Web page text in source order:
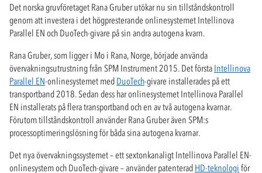
Det norska gruvföretaget Rana Gruber utökar nu sin tillståndskontroll
genom att investera i det högpresterande onlinesystemet Intellinova
Parallel EN och DuoTech-givare på sin andra autogena kvarn.
Rana Gruber, som ligger i Mo i Rana, Norge, började använda
övervakningsutrustning från SPM Instrument 2015. Det första Intellinova
Parallel EN-onlinesystemet med DuoTech-givare installerades på ett
transportband 2018. Sedan dess har onlinesystemet Intellinova Parallel
EN installerats på flera transportband och en av två autogena kvarnar.
Förutom tillståndskontroll använder Rana Gruber även SPM:s
processoptimeringslösning för båda sina autogena kvarnar.
Det nya övervakningssystemet – ett sextonkanaligt Intellinova Parallel EN-
onlinesystem och DuoTech-givare – använder patenterad HD-teknologi för